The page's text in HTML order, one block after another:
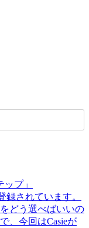
プ」
録されています。
どう選べばいいの
、今回はCasieが